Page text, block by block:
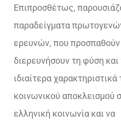
Επιπροσθέτως,
παραδείγματα
ερευνών, που προσπαθούν
διερευνήσουν τη φύση και
ιδιαίτερα χαρακτηριστικά
κοινωνικού αποκλεισμού
ελληνική κοινωνία και να